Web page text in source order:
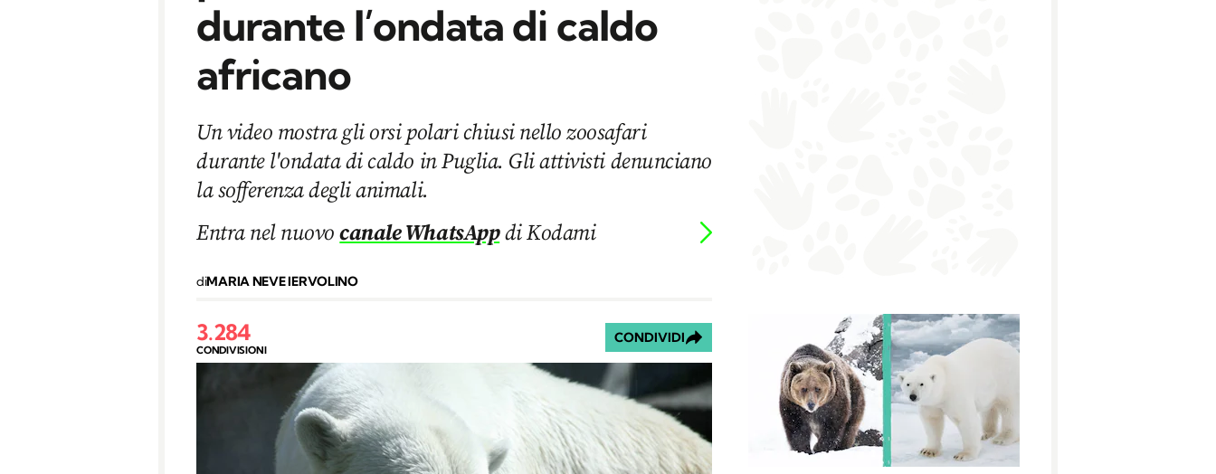
durante l’ondata di caldo
africano
Un video mostra gli orsi polari chiusi nello zoosafari
durante l'ondata di caldo in Puglia. Gli attivisti denunciano
la sofferenza degli animali.
Entra nel nuovocanale WhatsAppdi Kodami
diMARIA NEVE IERVOLINO
3.284
CONDIVISIONI
CONDIVIDI